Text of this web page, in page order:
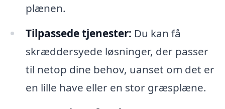
plænen.
Tilpassede tjenester: Du kan få
skræddersyede løsninger, der passer
til netop dine behov, uanset om det er
en lille have eller en stor græsplæne.